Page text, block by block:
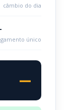
câmbio do dia
único
—